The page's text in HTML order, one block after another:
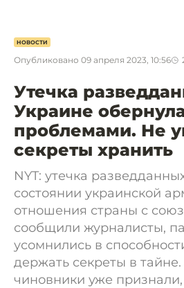
НОВОСТИ
Опубликовано 09 апреля 2023, 10:56
Утечка
Украине
проблемами. Не
секреты хранить
NYT: утечка
состоянии украинской
отношения страны с
сообщили журналисты,
усомнились в
держать секреты в
чиновники уже